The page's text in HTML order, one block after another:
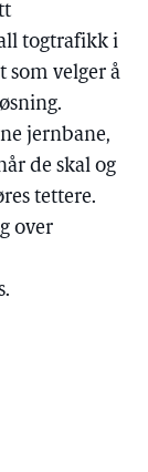
togtrafikk i
som velger å
jernbane,
de skal og
tettere.
over